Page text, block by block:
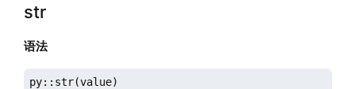
str
语法
py::str(value)